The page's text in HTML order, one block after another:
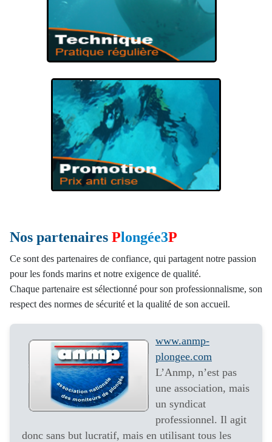
FORMATION DE
PLONGÉE
TECHNIQUE DE
PLONGÉE
VOUS PRÉPAREZ
PROMOTION DE
PLONGÉE
PROMOTIONS
EXCEPTIONNELLES
Nos partenaires Plongée3P
Ce sont des partenaires de confiance, qui partagent notre passion
pour les fonds marins et notre exigence de qualité.
Chaque partenaire est sélectionné pour son professionnalisme, son
respect des normes de sécurité et la qualité de son accueil.
www.anmp-
plongee.com
L’Anmp, n’est pas
une association, mais
un syndicat
professionnel. Il agit
donc sans but lucratif, mais en utilisant tous les